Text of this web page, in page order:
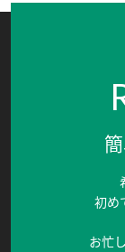
初め
お忙